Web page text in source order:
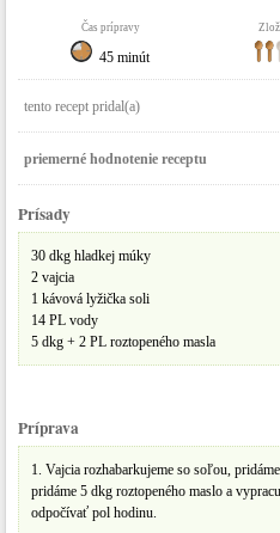
Čas prípravy
45 minút
tento recept pridal(a)
priemerné hodnotenie receptu
Prísady
30 dkg hladkej múky
2 vajcia
1 kávová lyžička soli
14 PL vody
5 dkg + 2 PL roztopeného masla
Príprava
1. Vajcia rozhabarkujeme so soľou,
pridáme 5 dkg roztopeného maslo a
odpočívať pol hodinu.